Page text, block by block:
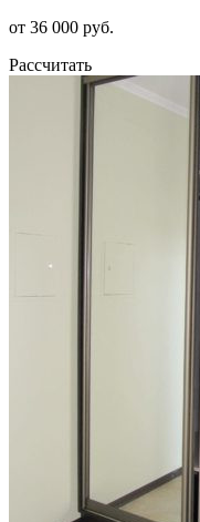
от 36 000 руб.
Рассчитать